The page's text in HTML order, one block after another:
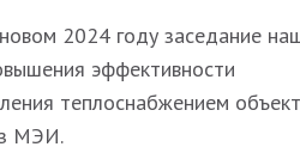
2024 году заседание
эффективности
теплоснабжением
МЭИ.